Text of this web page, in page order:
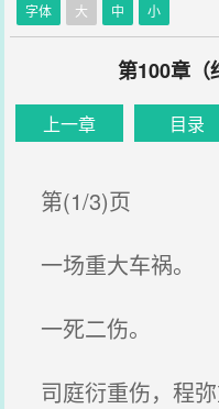
字体 大 中 小
第100章（
上一章 目录
第(1/3)页
一场重大车祸。
一死二伤。
司庭衍重伤，程弥